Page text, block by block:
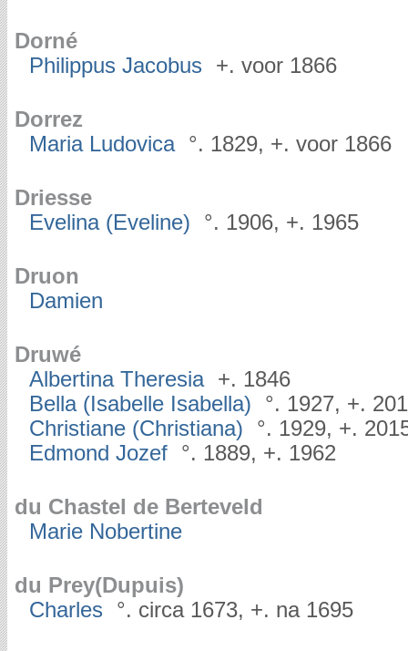
Dorné
Philippus Jacobus
+. voor 1866
Dorrez
Maria Ludovica
°. 1829, +. voor 1866
Driesse
Evelina (Eveline)
°. 1906, +. 1965
Druon
Damien
Druwé
Albertina Theresia
+. 1846
Bella (Isabelle Isabella)
°. 1927, +.
Christiane (Christiana)
°. 1929, +.
Edmond Jozef
°. 1889, +. 1962
du Chastel de Berteveld
Marie Nobertine
du Prey(Dupuis)
Charles
°. circa 1673, +. na 1695